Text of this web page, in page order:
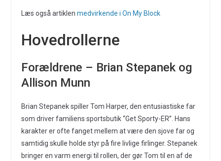
Læs også artiklen medvirkende i On My Block
Hovedrollerne
Forældrene – Brian Stepanek og
Allison Munn
Brian Stepanek spiller Tom Harper, den entusiastiske far
som driver familiens sportsbutik “Get Sporty-ER”. Hans
karakter er ofte fanget mellem at være den sjove far og
samtidig skulle holde styr på fire livlige firlinger. Stepanek
bringer en varm energi til rollen, der gør Tom til en af de